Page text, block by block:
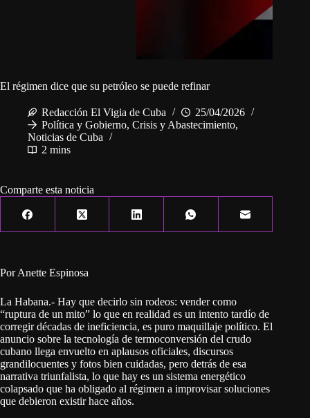
El régimen dice que su petróleo se puede refinar
Redacción El Vigia de Cuba
25/04/2026
Política y Gobierno, Crisis y Abastecimiento,
Noticias de Cuba
2 mins
Comparte esta noticia
Por Anette Espinosa
La Habana.- Hay que decirlo sin rodeos: vender como
“ruptura de un mito” lo que en realidad es un intento tardío de
corregir décadas de ineficiencia, es puro maquillaje político. El
anuncio sobre la tecnología de termoconversión del crudo
cubano llega envuelto en aplausos oficiales, discursos
grandilocuentes y fotos bien cuidadas, pero detrás de esa
narrativa triunfalista, lo que hay es un sistema energético
colapsado que ha obligado al régimen a improvisar soluciones
que debieron existir hace años.